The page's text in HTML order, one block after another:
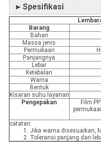
►Spesifikasi
Barang
Bahan
Massa jenis
Permukaan
Panjangnya
Lebar
Ketebalan
Warna
Bentuk
Kisaran suhu layanan
Pengepakan
Film
catatan:
1. Jika warna disesuaikan,
2. Toleransi panjang dan